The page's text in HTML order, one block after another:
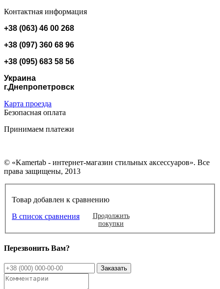
Контактная информация
+38 (063) 46 00 268
+38 (097) 360 68 96
+38 (095) 683 58 56
Украина
г.Днепропетровск
Карта проезда
Безопасная оплата
Принимаем платежи
© «Kamertab - интернет-магазин стильных аксессуаров». Все
права защищены, 2013
Товар добавлен к сравнению
В список сравнения
Продолжить
покупки
Перезвонить Вам?